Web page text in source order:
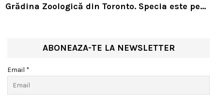
Grădina Zoologică din Toronto. Specia este pe
ABONEAZA-TE LA NEWSLETTER
Email *